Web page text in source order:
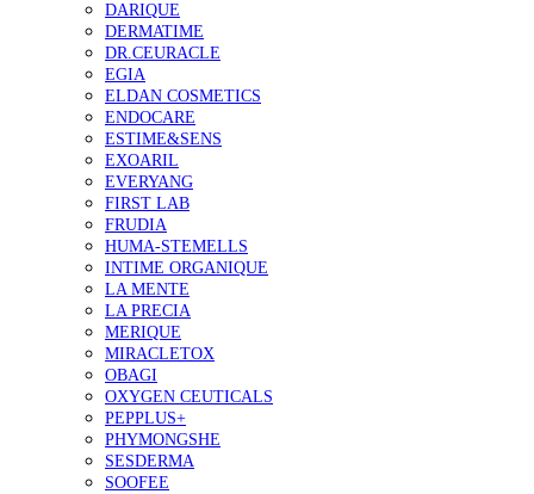
DARIQUE
DERMATIME
DR.CEURACLE
EGIA
ELDAN COSMETICS
ENDOCARE
ESTIME&SENS
EXOARIL
EVERYANG
FIRST LAB
FRUDIA
HUMA-STEMELLS
INTIME ORGANIQUE
LA MENTE
LA PRECIA
MERIQUE
MIRACLETOX
OBAGI
OXYGEN CEUTICALS
PEPPLUS+
PHYMONGSHE
SESDERMA
SOOFEE